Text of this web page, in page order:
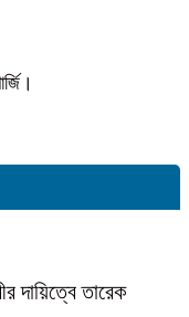
দায়িত্বে তারেক